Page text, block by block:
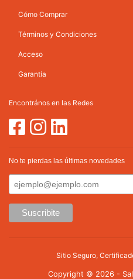
Cómo Comprar
Términos y Condiciones
Acceso
Garantía
Encontrános en las Redes
No te pierdas las últimas novedades
Sitio Seguro,
Copyright © 2026 -